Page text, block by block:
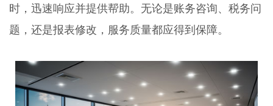
时，迅速响应并提供帮助。无论是账务咨询、税务问
题，还是报表修改，服务质量都应得到保障。